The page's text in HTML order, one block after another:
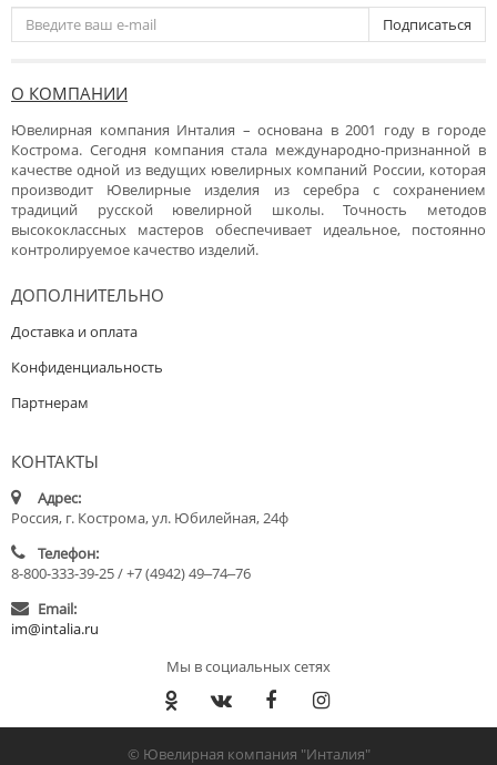
Подписаться
О КОМПАНИИ
Ювелирная компания Инталия – основана в 2001 году в городе
Кострома. Сегодня компания стала международно-признанной в
качестве одной из ведущих ювелирных компаний России, которая
производит Ювелирные изделия из серебра с сохранением
традиций русской ювелирной школы. Точность методов
высококлассных мастеров обеспечивает идеальное, постоянно
контролируемое качество изделий.
ДОПОЛНИТЕЛЬНО
Доставка и оплата
Конфиденциальность
Партнерам
КОНТАКТЫ
Адрес:
Россия, г. Кострома, ул. Юбилейная, 24ф
Телефон:
8-800-333-39-25 / +7 (4942) 49‒74‒76
Email:
im@intalia.ru
Мы в социальных сетях
© Ювелирная компания "Инталия"